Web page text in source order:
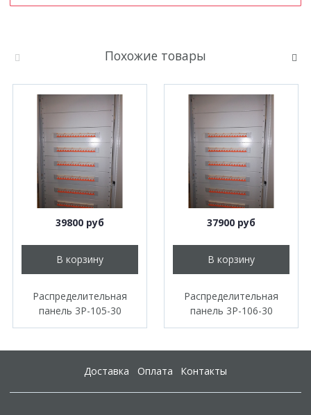
Похожие товары
39800 руб
В корзину
Распределительная
панель 3P-105-30
37900 руб
В корзину
Распределительная
панель 3P-106-30
Доставка Оплата Контакты